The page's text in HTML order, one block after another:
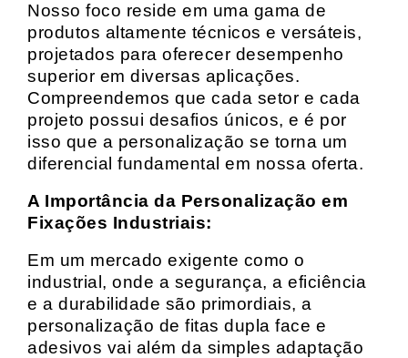
Nosso foco reside em uma gama de
produtos altamente técnicos e versáteis,
projetados para oferecer desempenho
superior em diversas aplicações.
Compreendemos que cada setor e cada
projeto possui desafios únicos, e é por
isso que a personalização se torna um
diferencial fundamental em nossa oferta.
A Importância da Personalização em
Fixações Industriais:
Em um mercado exigente como o
industrial, onde a segurança, a eficiência
e a durabilidade são primordiais, a
personalização de fitas dupla face e
adesivos vai além da simples adaptação